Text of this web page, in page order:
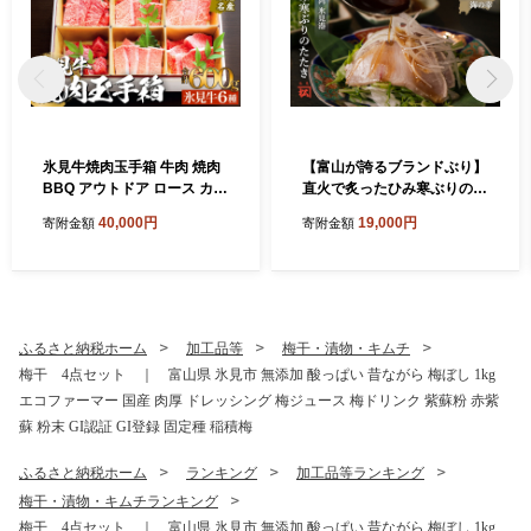
氷見牛焼肉玉手箱 牛肉 焼肉
BBQ アウトドア ロース カル
寄附金額 40,000円
【富山が誇るブランドぶり】
直火で炙ったひみ寒ぶりのた
寄附金額 19,000円
ふるさと納税ホーム 加工品等
梅干・漬物・キムチ
梅干 4点セット ｜ 富山県 氷見市 無添加 酸っぱい 昔ながら 梅ぼし 1kg
エコファーマー 国産 肉厚 ドレッシング 梅ジュース 梅ドリンク 紫蘇粉 赤紫
蘇 粉末 GI認証 GI登録 固定種 稲積梅
ふるさと納税ホーム ランキング
加工品等ランキング
梅干・漬物・キムチランキング
梅干 4点セット ｜ 富山県 氷見市 無添加 酸っぱい 昔ながら 梅ぼし 1kg